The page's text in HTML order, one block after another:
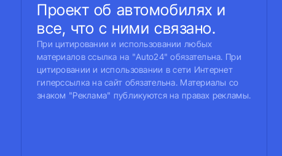
Проект об автомобилях и
все, что с ними связано.
При цитировании и использовании любых
материалов ссылка на "Auto24" обязательна. При
цитировании и использовании в сети Интернет
гиперссылка на сайт обязательна. Материалы со
знаком "Реклама" публикуются на правах рекламы.